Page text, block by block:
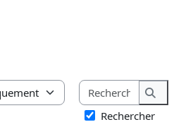
l’aide de cet index
Rechercher
Rechercher